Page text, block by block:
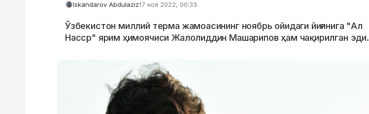
Iskandarov Abdulaziz17 ноя 2022, 00:33
Ўзбекистон миллий терма жамоасининг ноябрь ойидаги йиғинига "Ал
Насср" ярим ҳимоячиси Жалолиддин Машарипов ҳам чақирилган эди.